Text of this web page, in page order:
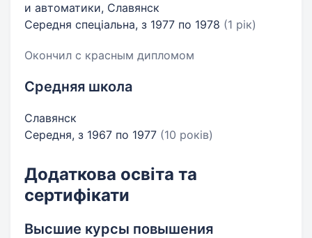
и автоматики, Славянск
Середня спеціальна, з 1977 по 1978 (1 рік)
Окончил с красным дипломом
Средняя школа
Славянск
Середня, з 1967 по 1977 (10 років)
Додаткова освіта та
сертифікати
Высшие курсы повышения